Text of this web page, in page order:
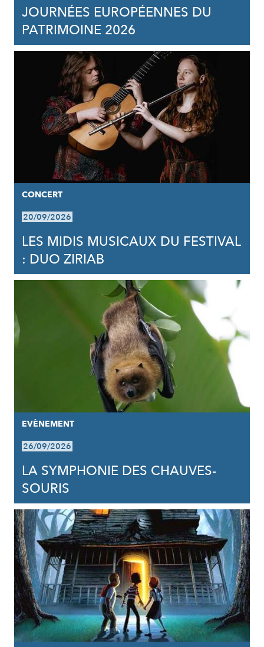
JOURNÉES EUROPÉENNES DU
PATRIMOINE 2026
CONCERT
20/09/2026
LES MIDIS MUSICAUX DU FESTIVAL
: DUO ZIRIAB
EVÈNEMENT
26/09/2026
LA SYMPHONIE DES CHAUVES-
SOURIS